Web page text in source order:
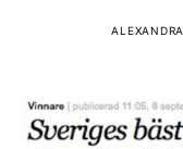
ALEXANDRA